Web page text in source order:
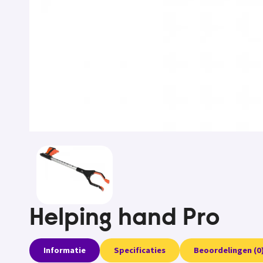
Helping hand Pro
Informatie Specificaties Beoordelingen